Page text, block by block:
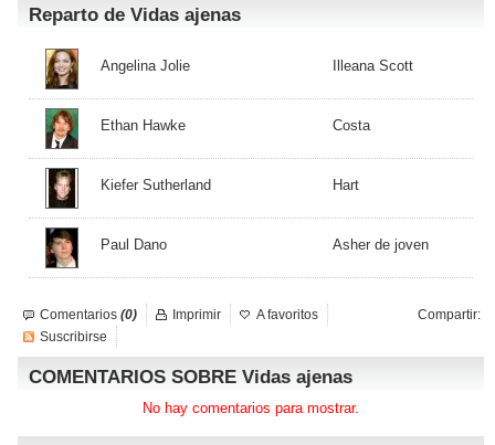
Reparto de Vidas ajenas
Angelina Jolie Illeana Scott
Ethan Hawke Costa
Kiefer Sutherland Hart
Paul Dano Asher de joven
Comentarios (0) Compartir:
Imprimir
A favoritos
Suscribirse
COMENTARIOS SOBRE Vidas ajenas
No hay comentarios para mostrar.